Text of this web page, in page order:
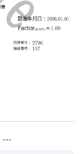
---